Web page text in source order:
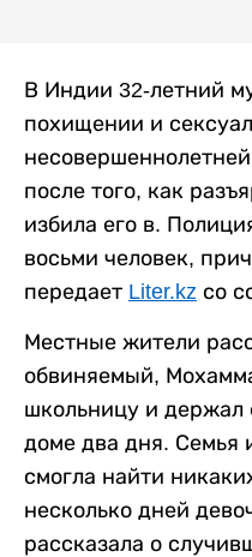
В Индии 32-летний
похищении и
после того, как
избила его в.
восьми человек,
передает Liter.kz со
Местные жители
обвиняемый,
школьницу и держал
доме два дня. Семья
смогла найти
несколько дней
рассказала о